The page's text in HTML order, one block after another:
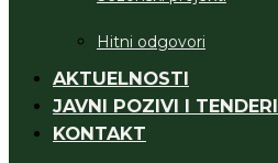
Hitni odgovori
AKTUELNOSTI
JAVNI POZIVI I TENDERI
KONTAKT